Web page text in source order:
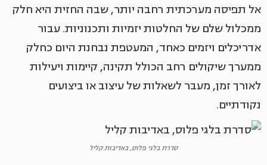
אל תפיסה מערכתית רחבה יותר, שבה החזית היא חלק
ממכלול שלם של החלטות יזמיות ותכנוניות. עבור
אדריכלים ויזמים כאחד, המעטפת נבחנת היום כחלק
ממערך שיקולים רחב הכולל תקינה, קיימות ויעילות
לאורך זמן, מעבר לשאלות של עיצוב או ביצועים
נקודתיים.
סדרת בלגי פלוס, באדיבות קליל